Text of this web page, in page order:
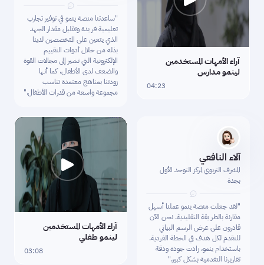
آلاء النافعي
المشرف التربوي لمركز التوحد الأول
بجدة
"لقد جعلت منصة ينمو عملنا أسهل
مقارنة بالطر يقة التقليدية. نحن الآن
قادرون على عرض الرسم البياني
للتقدم لكل هدف في الخطة الفردية.
باستخدام ينمو، زادت جودة ودقة
تقاريرنا التقدمية بشكل كبير."
Play
آراء الأمهات المستخدمين
لينمو طفلي
03:08
"ساعدتنا منصة ينمو في توفير تجارب
تعليمية فر يدة وتقليل مقدار الجهد
الذي يتعين على المتخصصين لدينا
بذله من خلال أدوات التقييم
الإلكترونية التي تشير إلى مجالات القوة
والضعف لدى الأطفال، كما أنها
زودتنا بمناهج معتمدة تناسب
مجموعة واسعة من قدرات الأطفال."
Play
آراء الأمهات المستخدمين
لينمو مدارس
04:23